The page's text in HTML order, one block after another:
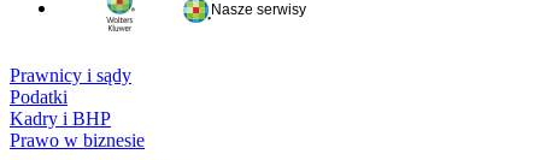
Nasze serwisy
Prawnicy i sądy
Podatki
Kadry i BHP
Prawo w biznesie